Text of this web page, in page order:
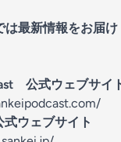
は最新情報をお届け
公式ウェブサイ
ウェブサイト